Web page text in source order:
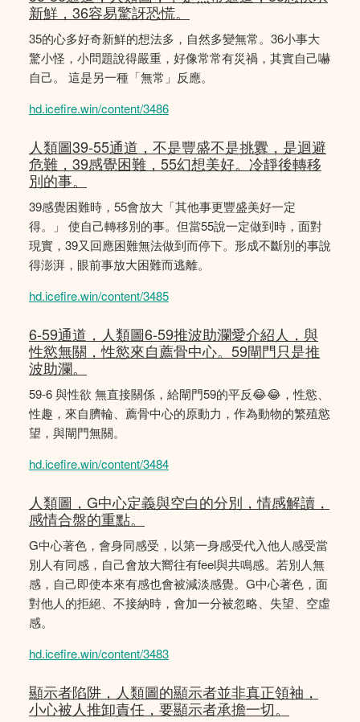
新鮮，36容易驚訝恐慌。
35的心多好奇新鮮的想法多，自然多變無常。36小事大
驚小怪，小問題說得嚴重，好像常常有災禍，其實自己嚇
自己。 這是另一種「無常」反應。
hd.icefire.win/content/3486
人類圖39-55通道，不是豐盛不是挑釁，是迴避
危難，39感覺困難，55幻想美好。冷靜後轉移
別的事。
39感覺困難時，55會放大「其他事更豐盛美好一定
得。」 使自己轉移別的事。但當55說一定做到時，面對
現實，39又回應困難無法做到而停下。形成不斷別的事說
得澎湃，眼前事放大困難而逃離。
hd.icefire.win/content/3485
6-59通道，人類圖6-59推波助瀾愛介紹人，與
性慾無關，性慾來自薦骨中心。59閘門只是推
波助瀾。
59-6 與性欲 無直接關係，給閘門59的平反😂😂，性慾、
性趣，來自臍輪、薦骨中心的原動力，作為動物的繁殖慾
望，與閘門無關。
hd.icefire.win/content/3484
人類圖，G中心定義與空白的分別，情感解讀，
感情合盤的重點。
G中心著色，會身同感受，以第一身感受代入他人感受當
別人有同感，自己會放大嚮往有feel與共鳴感。若別人無
感，自己即使本來有感也會被減淡感覺。G中心著色，面
對他人的拒絕、不接納時，會加一分被忽略、失望、空虛
感。
hd.icefire.win/content/3483
顯示者陷阱，人類圖的顯示者並非真正領袖，
小心被人推卸責任，要顯示者承擔一切。